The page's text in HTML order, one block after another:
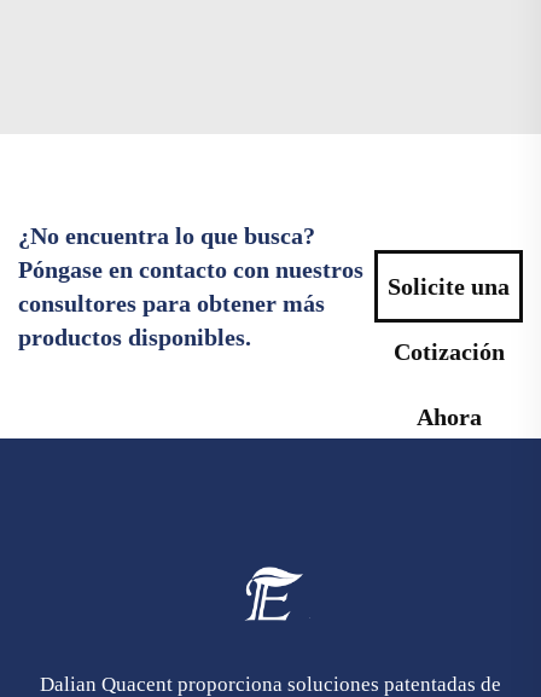
¿No encuentra lo que busca?
Póngase en contacto con nuestros
consultores para obtener más
productos disponibles.
Solicite una
Cotización
Ahora
Dalian Quacent proporciona soluciones patentadas de